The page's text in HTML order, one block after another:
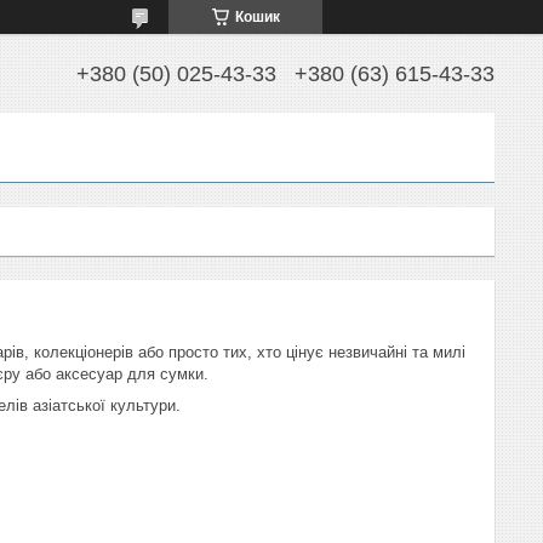
Кошик
+380 (50) 025-43-33 +380 (63) 615-43-33
колекціонерів або просто тих, хто цінує незвичайні та милі
або аксесуар для сумки.
азіатської культури.